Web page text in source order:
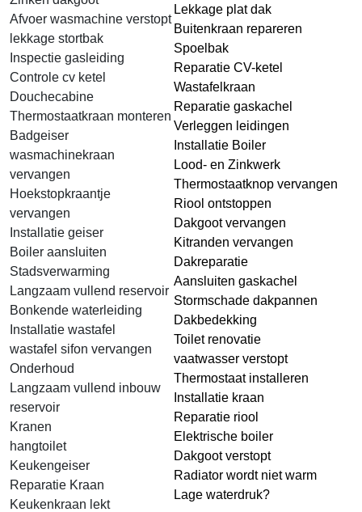
Afvoer wasmachine verstopt
lekkage stortbak
Inspectie gasleiding
Controle cv ketel
Douchecabine
Thermostaatkraan monteren
Badgeiser
wasmachinekraan
vervangen
Hoekstopkraantje
vervangen
Installatie geiser
Boiler aansluiten
Stadsverwarming
Langzaam vullend reservoir
Bonkende waterleiding
Installatie wastafel
wastafel sifon vervangen
Onderhoud
Langzaam vullend inbouw
reservoir
Kranen
hangtoilet
Keukengeiser
Reparatie Kraan
Keukenkraan lekt
Lekkage plat dak
Buitenkraan repareren
Spoelbak
Reparatie CV-ketel
Wastafelkraan
Reparatie gaskachel
Verleggen leidingen
Installatie Boiler
Lood- en Zinkwerk
Thermostaatknop vervangen
Riool ontstoppen
Dakgoot vervangen
Kitranden vervangen
Dakreparatie
Aansluiten gaskachel
Stormschade dakpannen
Dakbedekking
Toilet renovatie
vaatwasser verstopt
Thermostaat installeren
Installatie kraan
Reparatie riool
Elektrische boiler
Dakgoot verstopt
Radiator wordt niet warm
Lage waterdruk?